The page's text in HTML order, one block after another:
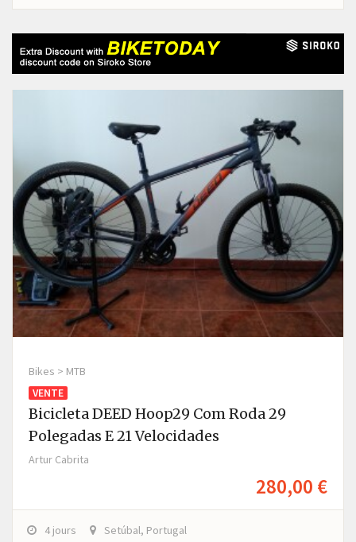
Bikes > MTB
VENTE
Bicicleta DEED Hoop29 Com Roda 29
Polegadas E 21 Velocidades
Artur Cabrita
280,00 €
4 jours Setúbal, Portugal